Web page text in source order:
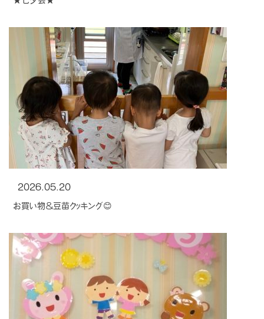
2026.05.20
お買い物＆豆苗クッキング😊